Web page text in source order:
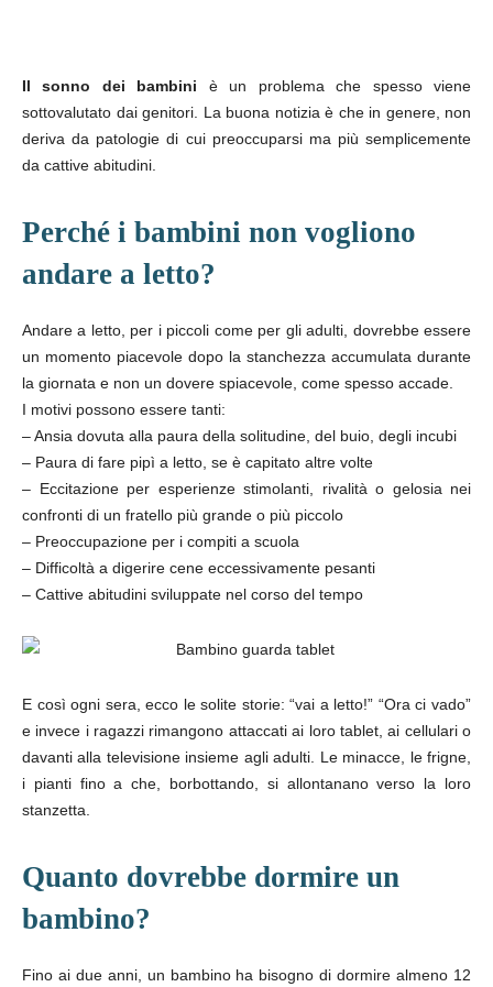
Il sonno dei bambini è un problema che spesso viene
sottovalutato dai genitori. La buona notizia è che in genere, non
deriva da patologie di cui preoccuparsi ma più semplicemente
da cattive abitudini.
Perché i bambini non vogliono
andare a letto?
Andare a letto, per i piccoli come per gli adulti, dovrebbe essere
un momento piacevole dopo la stanchezza accumulata durante
la giornata e non un dovere spiacevole, come spesso accade.
I motivi possono essere tanti:
– Ansia dovuta alla paura della solitudine, del buio, degli incubi
– Paura di fare pipì a letto, se è capitato altre volte
– Eccitazione per esperienze stimolanti, rivalità o gelosia nei
confronti di un fratello più grande o più piccolo
– Preoccupazione per i compiti a scuola
– Difficoltà a digerire cene eccessivamente pesanti
– Cattive abitudini sviluppate nel corso del tempo
E così ogni sera, ecco le solite storie: “vai a letto!” “Ora ci vado”
e invece i ragazzi rimangono attaccati ai loro tablet, ai cellulari o
davanti alla televisione insieme agli adulti. Le minacce, le frigne,
i pianti fino a che, borbottando, si allontanano verso la loro
stanzetta.
Quanto dovrebbe dormire un
bambino?
Fino ai due anni, un bambino ha bisogno di dormire almeno 12